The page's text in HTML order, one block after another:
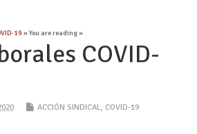
19 » You are reading »
COVID-
ACCIÓN SINDICAL, COVID-19